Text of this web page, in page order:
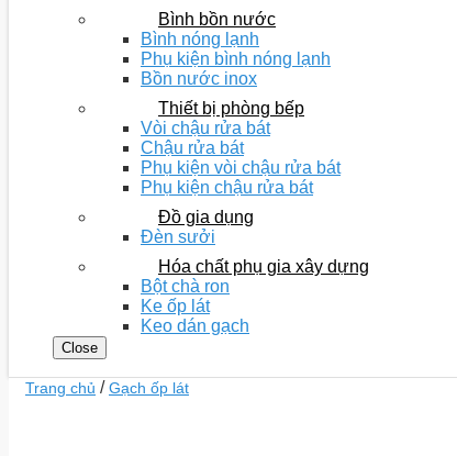
Bình bồn nước
Bình nóng lạnh
Phụ kiện bình nóng lạnh
Bồn nước inox
Thiết bị phòng bếp
Vòi chậu rửa bát
Chậu rửa bát
Phụ kiện vòi chậu rửa bát
Phụ kiện chậu rửa bát
Đồ gia dụng
Đèn sưởi
Hóa chất phụ gia xây dựng
Bột chà ron
Ke ốp lát
Keo dán gạch
Close
Trang chủ / Gạch ốp lát